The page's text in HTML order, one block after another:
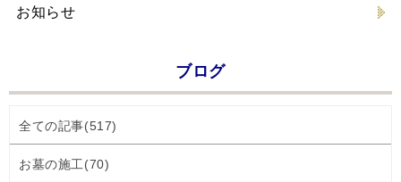
お知らせ
ブログ
全ての記事(517)
お墓の施工(70)